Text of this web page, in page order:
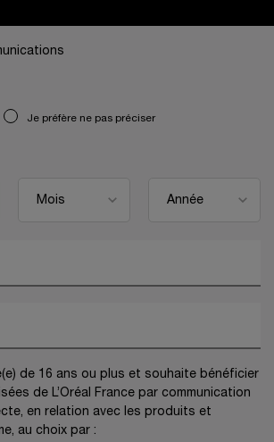
Je préfère ne pas préciser
de 16 ans ou plus et souhaite bénéficier
de L’Oréal France par communication
en relation avec les produits et
au choix par :